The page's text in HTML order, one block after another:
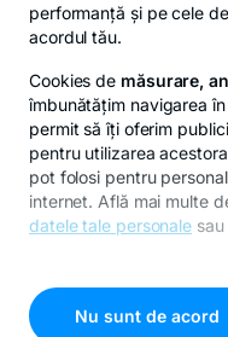
Privacy Hub
© Copyright 2026
performanță și pe cele
acordul tău.
Cookies de măsurare,
îmbunătățim navigarea
permit să îți oferim
pentru utilizarea
pot folosi pentru
internet. Află mai multe
datele tale personale
cookies"
Nu sunt de acord